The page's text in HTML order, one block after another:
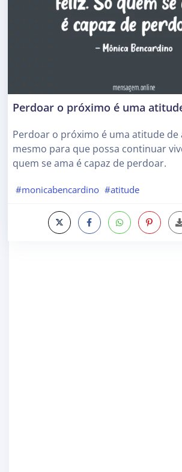
Perdoar o próximo é uma
Perdoar o próximo é uma atitude de
mesmo para que possa continuar
quem se ama é capaz de perdoar.
#monicabencardino #atitude